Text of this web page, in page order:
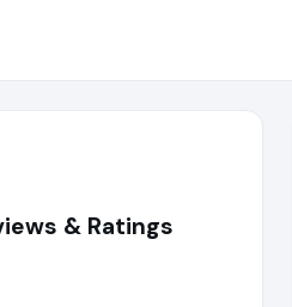
& Ratings